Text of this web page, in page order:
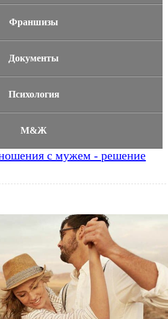
Франшизы
Документы
Психология
М&Ж
с мужем - решение